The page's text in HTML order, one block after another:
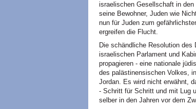
israelischen Gesellschaft in
seine Bewohner, Juden wie
nun für Juden zum
ergreifen die Flucht.
Die schändliche Resolution
israelischen Parlament und
propagieren - eine nationale
des palästinensischen Volkes,
Jordan. Es wird nicht erwähnt,
- Schritt für Schritt und mit Lug
selber in den Jahren vor dem